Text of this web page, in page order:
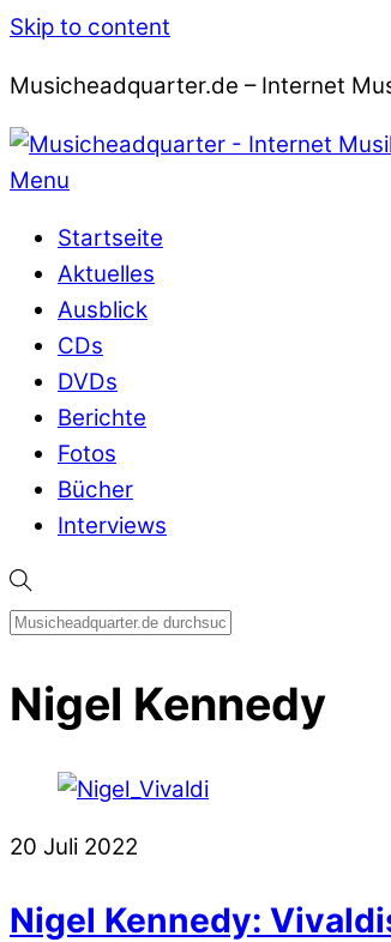
Skip to content
Musicheadquarter.de – Internet
Menu
Startseite
Aktuelles
Ausblick
CDs
DVDs
Berichte
Fotos
Bücher
Interviews
Nigel Kennedy
20 Juli 2022
Nigel Kennedy: